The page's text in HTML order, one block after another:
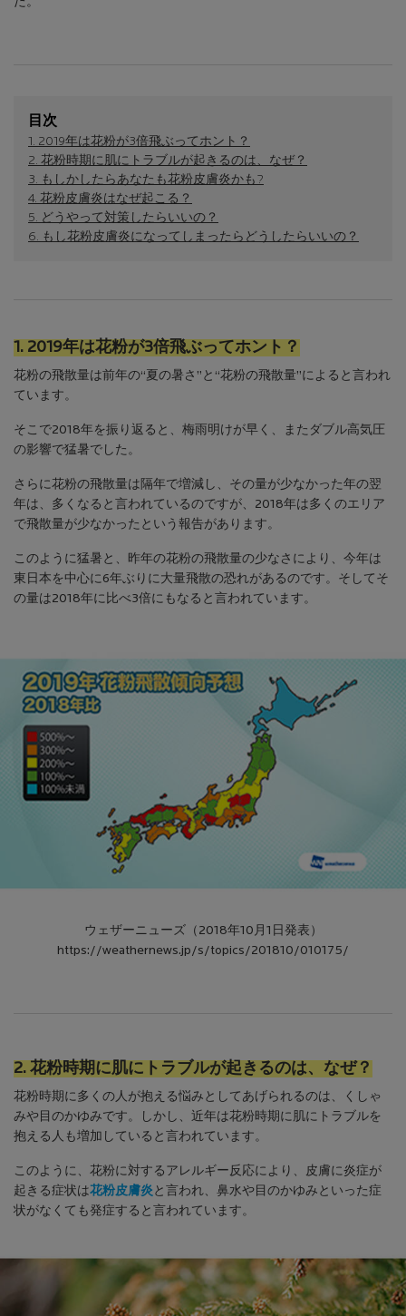
目次
1. 2019年は花粉が3倍飛ぶってホント？
2. 花粉時期に肌にトラブルが起きるのは、なぜ？
3. もしかしたらあなたも花粉皮膚炎かも?
4. 花粉皮膚炎はなぜ起こる？
5. どうやって対策したらいいの？
6. もし花粉皮膚炎になってしまったらどうしたらいいの？
1. 2019年は花粉が3倍飛ぶってホント？
花粉の飛散量は前年の“夏の暑さ”と“花粉の飛散量”によると言われ
ています。
そこで2018年を振り返ると、梅雨明けが早く、またダブル高気圧
の影響で猛暑でした。
さらに花粉の飛散量は隔年で増減し、その量が少なかった年の翌
年は、多くなると言われているのですが、2018年は多くのエリア
で飛散量が少なかったという報告があります。
このように猛暑と、昨年の花粉の飛散量の少なさにより、今年は
東日本を中心に6年ぶりに大量飛散の恐れがあるのです。そしてそ
の量は2018年に比べ3倍にもなると言われています。
ウェザーニューズ（2018年10月1日発表）
https://weathernews.jp/s/topics/201810/010175/
2. 花粉時期に肌にトラブルが起きるのは、なぜ？
花粉時期に多くの人が抱える悩みとしてあげられるのは、くしゃ
みや目のかゆみです。しかし、近年は花粉時期に肌にトラブルを
抱える人も増加していると言われています。
このように、花粉に対するアレルギー反応により、皮膚に炎症が
起きる症状は花粉皮膚炎 と言われ、鼻水や目のかゆみといった症
状がなくても発症すると言われています。